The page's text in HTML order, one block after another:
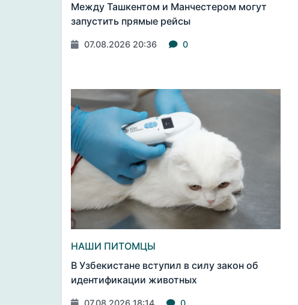
Между Ташкентом и Манчестером могут
запустить прямые рейсы
07.08.2026 20:36 0
НАШИ ПИТОМЦЫ
В Узбекистане вступил в силу закон об
идентификации животных
07.08.2026 18:14 0